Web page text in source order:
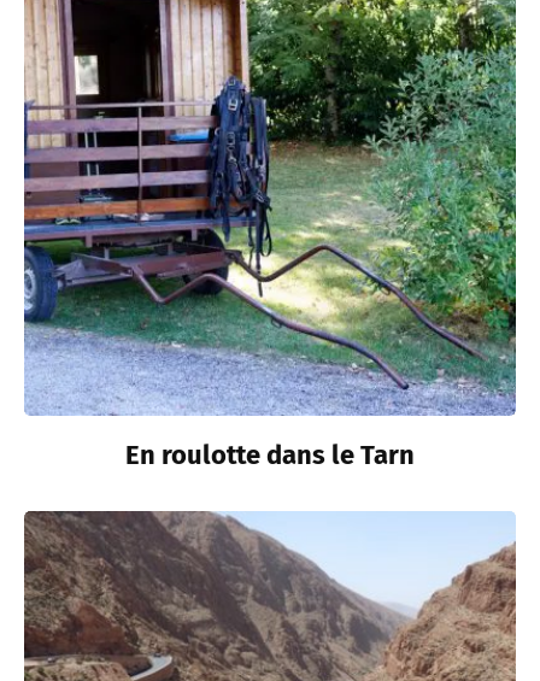
En roulotte dans le Tarn